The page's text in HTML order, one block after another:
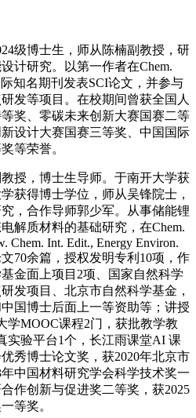
级博士生，师从陈楠副教授，研
计研究。以第一作者在Chem.
际知名期刊发表SCI论文，并参与
发等项目。在校期间曾获全国人
奖、零碳未来创新大赛国赛二等
设计大赛国赛三等奖、中国国际
等荣誉。
授，博士生导师。于南开大学获
获得博士学位，师从吴锋院士，
，合作导师郭少军。从事储能锂
解质材料的基础研究，在Chem.
Chem. Int. Edit., Energy Environ.
70余篇，授权发明专利10项，作
金面上项目2项、国家自然科学
发项目、北京市自然科学基金，
国博士后面上一等资助等；讲授
学MOOC课程2门，获批教学教
实验平台1个，长江雨课堂AI 课
秀博士论文奖，获2020年北京市
中国材料研究学会科学技术奖一
作创新与促进奖二等奖，获2025
等奖。